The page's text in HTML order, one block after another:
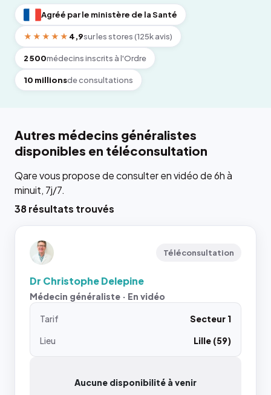
Agréé par le ministère de la Santé
★★★★★ 4,9sur les stores (125k avis)
2 500médecins inscrits à l'Ordre
10 millionsde consultations
Autres médecins généralistes
disponibles en téléconsultation
Qare vous propose de consulter en vidéo de 6h à
minuit, 7j/7.
38 résultats trouvés
Téléconsultation
Dr Christophe Delepine
Médecin généraliste · En vidéo
Tarif
Secteur 1
Lieu
Lille (59)
Aucune disponibilité à venir